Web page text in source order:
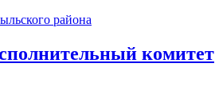
комитет